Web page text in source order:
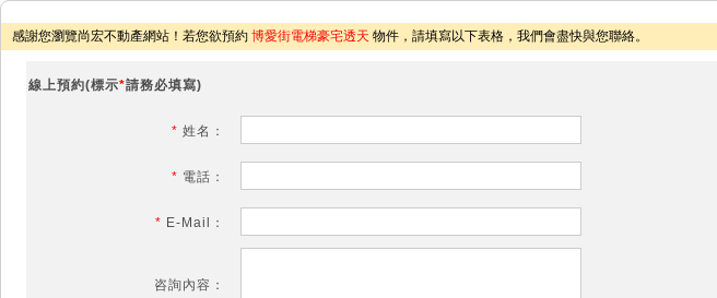
感謝您瀏覽尚宏不動產網站！若您欲預約 博愛街電梯豪宅透天 物件，請填寫以下表格，我們會盡快與您聯絡。
線上預約(標示*請務必填寫)
* 姓名：
* 電話：
* E-Mail：
咨詢內容：